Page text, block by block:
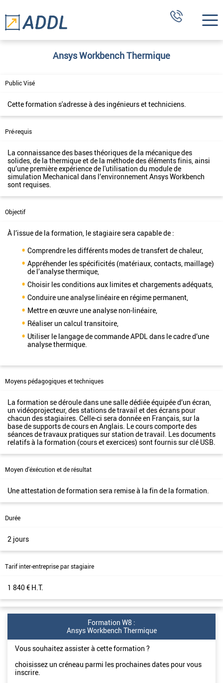
Ansys Workbench Thermique
Public Visé
Cette formation s'adresse à des ingénieurs et techniciens.
Pré-requis
La connaissance des bases théoriques de la mécanique des
solides, de la thermique et de la méthode des éléments finis, ainsi
qu’une première expérience de l'utilisation du module de
simulation Mechanical dans l’environnement Ansys Workbench
sont requises.
Objectif
À l’issue de la formation, le stagiaire sera capable de :
Comprendre les différents modes de transfert de chaleur,
Appréhender les spécificités (matériaux, contacts, maillage)
de l’analyse thermique,
Choisir les conditions aux limites et chargements adéquats,
Conduire une analyse linéaire en régime permanent,
Mettre en œuvre une analyse non-linéaire,
Réaliser un calcul transitoire,
Utiliser le langage de commande APDL dans le cadre d’une
analyse thermique.
Moyens pédagogiques et techniques
La formation se déroule dans une salle dédiée équipée d’un écran,
un vidéoprojecteur, des stations de travail et des écrans pour
chacun des stagiaires. Celle-ci sera donnée en Français, sur la
base de supports de cours en Anglais. Le cours comporte des
séances de travaux pratiques sur station de travail. Les documents
relatifs à la formation (cours et exercices) sont fournis sur clé USB.
Moyen d'éxécution et de résultat
Une attestation de formation sera remise à la fin de la formation.
Durée
2 jours
Tarif inter-entreprise par stagiaire
1 840 € H.T.
Formation W8 :
Ansys Workbench Thermique
Vous souhaitez assister à cette formation ?
choisissez un créneau parmi les prochaines dates pour vous
inscrire.